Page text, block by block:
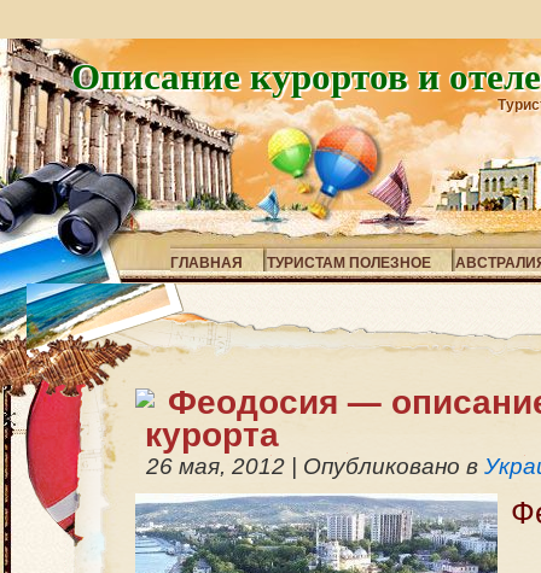
Описание курортов и
ГЛАВНАЯ ТУРИСТАМ ПОЛЕЗНОЕ
Феодосия —
курорта
26 мая, 2012 Опубликовано в